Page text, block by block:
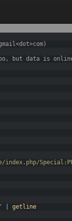
but data is
getline